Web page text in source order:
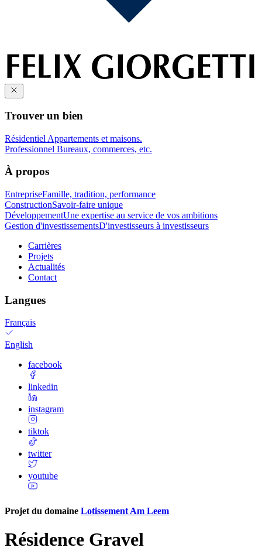
Trouver un bien
Résidentiel Appartements et maisons.
Professionnel Bureaux, commerces, etc.
À propos
EntrepriseFamille, tradition, performance
ConstructionSavoir-faire unique
DéveloppementUne expertise au service de vos ambitions
Gestion d'investissementsD'investisseurs à investisseurs
Carrières
Projets
Actualités
Contact
Langues
Français
English
facebook
linkedin
instagram
tiktok
twitter
youtube
Projet du domaine Lotissement Am Leem
Résidence Gravel